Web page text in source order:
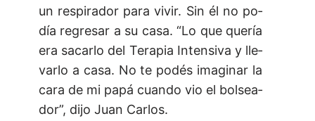
un res­pi­ra­dor pa­ra vi­vir. Sin él no po­
día re­gre­sar a su ca­sa. “Lo que que­ría
era sa­car­lo del Te­ra­pia In­ten­si­va y lle­
var­lo a ca­sa. No te po­dés ima­gi­nar la
ca­ra de mi pa­pá cuan­do vio el bol­se­a­
dor”, di­jo Juan Car­los.